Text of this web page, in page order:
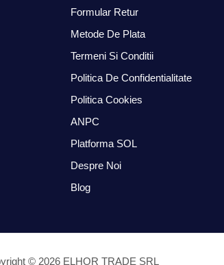
Formular Retur
Metode De Plata
Termeni Si Conditii
Politica De Confidentialitate
Politica Cookies
ANPC
Platforma SOL
Despre Noi
Blog
© 2026 ELHOR TRADE SRL